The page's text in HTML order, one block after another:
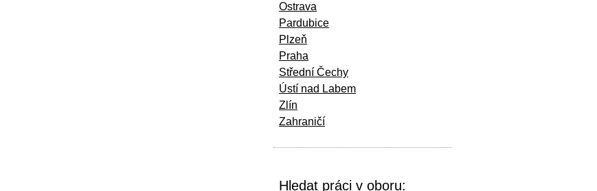
Ostrava
Pardubice
Plzeň
Praha
Střední Čechy
Ústí nad Labem
Zlín
Zahraničí
Hledat práci v oboru: